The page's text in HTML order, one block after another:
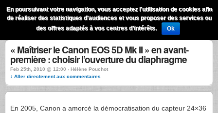
QuestionsPhoto Menu
« Maîtriser le Canon EOS 5D Mk II » en avant-
première : choisir l’ouverture du diaphragme
Feb 25th, 2010 @ 12:00 › Hélène Pouchot
↓ Aller directement aux commentaires
En 2005, Canon a amorcé la démocratisation du capteur 24×36
En poursuivant votre navigation, vous acceptez l'utilisation de cookies afin
de réaliser des statistiques d'audiences et vous proposer des services ou
des offres adaptés à vos centres d'intérêts.
Ok